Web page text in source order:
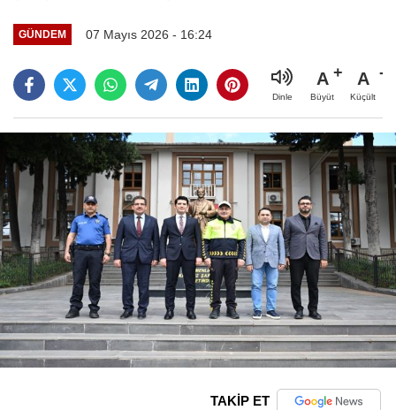
GÜNDEM 07 Mayıs 2026 - 16:24
Dinle
A
Büyüt
A
Küçült
TAKİP ET